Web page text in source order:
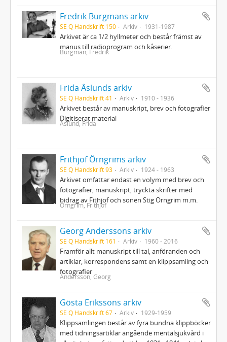
Fredrik Burgmans arkiv
SE Q Handskrift 150 Arkiv 1931-1987
Arkivet är ca 1/2 hyllmeter och består främst av
manus till radioprogram och kåserier.
Burgman, Fredrik
Frida Åslunds arkiv
SE Q Handskrift 41 Arkiv 1910 - 1936
Arkivet består av manuskript, brev och fotografier
Digitiserat material
Åslund, Frida
Frithjof Örngrims arkiv
SE Q Handskrift 93 Arkiv 1924 - 1963
Arkivet omfattar endast en volym med brev och
fotografier, manuskript, tryckta skrifter med
bidrag av Fithjof och sonen Stig Örngrim m.m.
Örngrim, Frithjof
Georg Anderssons arkiv
SE Q Handskrift 161 Arkiv 1960 - 2016
Framför allt manuskript till tal, anföranden och
artiklar, korrespondens samt en klippsamling och
fotografier
Andersson, Georg
Gösta Erikssons arkiv
SE Q Handskrift 67 Arkiv 1929-1959
Klippsamlingen består av fyra bundna klippböcker
med tidningsartiklar angående mentalsjukvård i